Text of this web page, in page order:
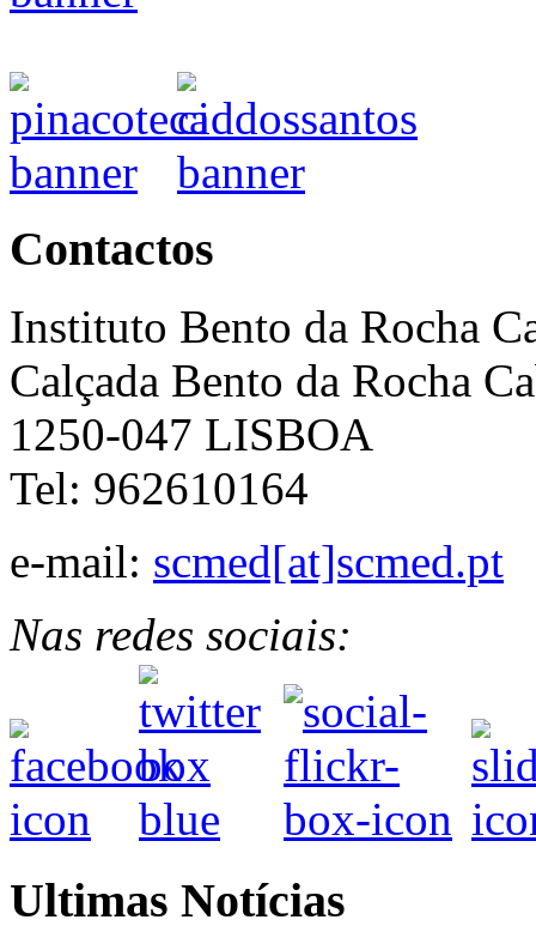
Contactos
Instituto Bento da Rocha
Calçada Bento da Rocha
1250-047 LISBOA
Tel: 962610164
e-mail: scmed[at]scmed.pt
Nas redes sociais:
Ultimas Notícias